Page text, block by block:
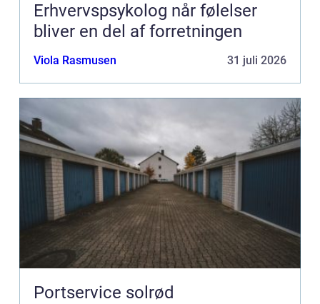
Erhvervspsykolog når følelser
bliver en del af forretningen
Viola Rasmusen 31 juli 2026
Portservice solrød